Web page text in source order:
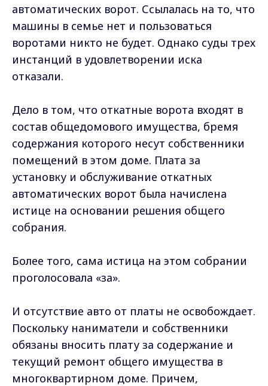
автоматических ворот. Ссылалась на то, что
машины в семье нет и пользоваться
воротами никто не будет. Однако суды трех
инстанций в удовлетворении иска
отказали.
Дело в том, что откатные ворота входят в
состав общедомового имущества, бремя
содержания которого несут собственники
помещений в этом доме. Плата за
установку и обслуживание откатных
автоматических ворот была начислена
истице на основании решения общего
собрания.
Более того, сама истица на этом собрании
проголосовала «за».
И отсутствие авто от платы не освобождает.
Поскольку наниматели и собственники
обязаны вносить плату за содержание и
текущий ремонт общего имущества в
многоквартирном доме. Причем,